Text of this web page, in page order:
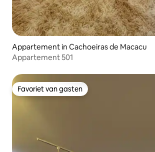
Appartement in Cachoeiras de Macacu
Appartement 501
Favoriet van gasten
Favoriet van gasten